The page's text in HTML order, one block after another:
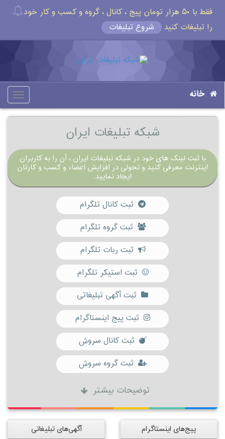
فقط با ۵۰ هزار تومان پیج ، کانال ، گروه و کسب و کار خود
را تبلیغات کنید
شروع تبلیغات
خانه
شبکه تبلیغات ایران
با ثبت لینک های خود در شبکه تبلیغات ایران ، آن را به کاربران
اینترنت معرفی کنید و تحولی در افزایش اعضاء و کسب و کارتان
ایجاد نمایید.
ثبت کانال تلگرام
ثبت گروه تلگرام
ثبت ربات تلگرام
ثبت استیکر تلگرام
ثبت آگهی تبلیغاتی
ثبت پیج اینستاگرام
ثبت کانال سروش
ثبت گروه سروش
توضیحات بیشتر
پیج‌های اینستاگرام آگهی‌های تبلیغاتی